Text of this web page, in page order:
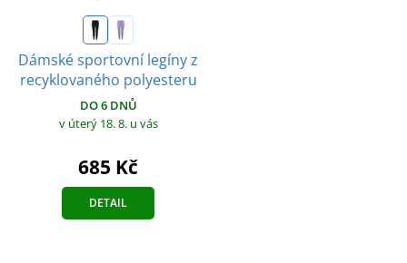
Dámské sportovní legíny z
recyklovaného polyesteru
DO 6 DNŮ
v úterý 18. 8. u vás
685 Kč
DETAIL